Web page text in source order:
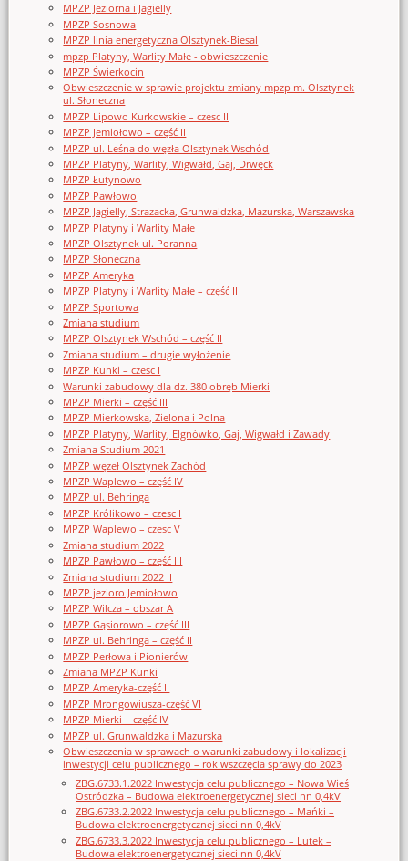
MPZP Jeziorna i Jagielly
MPZP Sosnowa
MPZP linia energetyczna Olsztynek-Biesal
mpzp Platyny, Warlity Małe - obwieszczenie
MPZP Świerkocin
Obwieszczenie w sprawie projektu zmiany mpzp m. Olsztynek
ul. Słoneczna
MPZP Lipowo Kurkowskie – czesc II
MPZP Jemiołowo – część II
MPZP ul. Leśna do węzła Olsztynek Wschód
MPZP Platyny, Warlity, Wigwałd, Gaj, Drwęck
MPZP Łutynowo
MPZP Pawłowo
MPZP Jagielly, Strazacka, Grunwaldzka, Mazurska, Warszawska
MPZP Platyny i Warlity Małe
MPZP Olsztynek ul. Poranna
MPZP Słoneczna
MPZP Ameryka
MPZP Platyny i Warlity Małe – część II
MPZP Sportowa
Zmiana studium
MPZP Olsztynek Wschód – część II
Zmiana studium – drugie wyłożenie
MPZP Kunki – czesc I
Warunki zabudowy dla dz. 380 obręb Mierki
MPZP Mierki – część III
MPZP Mierkowska, Zielona i Polna
MPZP Platyny, Warlity, Elgnówko, Gaj, Wigwałd i Zawady
Zmiana Studium 2021
MPZP węzeł Olsztynek Zachód
MPZP Waplewo – część IV
MPZP ul. Behringa
MPZP Królikowo – czesc I
MPZP Waplewo – czesc V
Zmiana studium 2022
MPZP Pawłowo – część III
Zmiana studium 2022 II
MPZP jezioro Jemiołowo
MPZP Wilcza – obszar A
MPZP Gąsiorowo – część III
MPZP ul. Behringa – część II
MPZP Perłowa i Pionierów
Zmiana MPZP Kunki
MPZP Ameryka-część II
MPZP Mrongowiusza-część VI
MPZP Mierki – część IV
MPZP ul. Grunwaldzka i Mazurska
Obwieszczenia w sprawach o warunki zabudowy i lokalizacji
inwestycji celu publicznego – rok wszczęcia sprawy do 2023
ZBG.6733.1.2022 Inwestycja celu publicznego – Nowa Wieś
Ostródzka – Budowa elektroenergetycznej sieci nn 0,4kV
ZBG.6733.2.2022 Inwestycja celu publicznego – Mańki –
Budowa elektroenergetycznej sieci nn 0,4kV
ZBG.6733.3.2022 Inwestycja celu publicznego – Lutek –
Budowa elektroenergetycznej sieci nn 0,4kV